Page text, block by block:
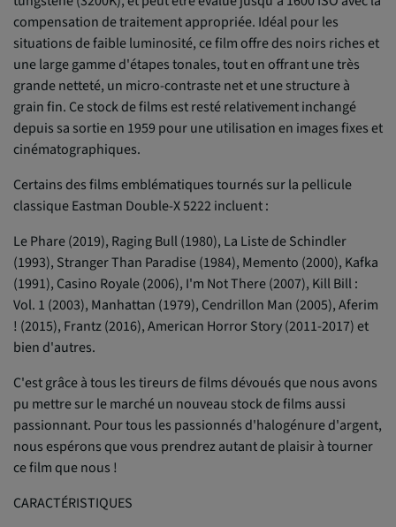
compensation de traitement appropriée. Idéal pour les
situations de faible luminosité, ce film offre des noirs riches et
une large gamme d'étapes tonales, tout en offrant une très
grande netteté, un micro-contraste net et une structure à
grain fin. Ce stock de films est resté relativement inchangé
depuis sa sortie en 1959 pour une utilisation en images fixes et
cinématographiques.
Certains des films emblématiques tournés sur la pellicule
classique Eastman Double-X 5222 incluent :
Le Phare (2019), Raging Bull (1980), La Liste de Schindler
(1993), Stranger Than Paradise (1984), Memento (2000), Kafka
(1991), Casino Royale (2006), I'm Not There (2007), Kill Bill :
Vol. 1 (2003), Manhattan (1979), Cendrillon Man (2005), Aferim
! (2015), Frantz (2016), American Horror Story (2011-2017) et
bien d'autres.
C'est grâce à tous les tireurs de films dévoués que nous avons
pu mettre sur le marché un nouveau stock de films aussi
passionnant. Pour tous les passionnés d'halogénure d'argent,
nous espérons que vous prendrez autant de plaisir à tourner
ce film que nous !
CARACTÉRISTIQUES